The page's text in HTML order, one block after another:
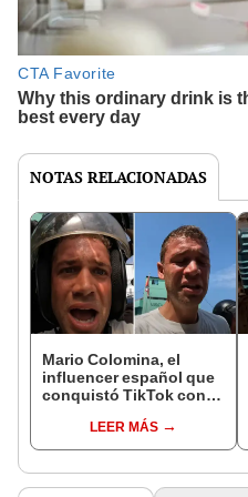
NOTAS RELACIONADAS
Mario Colomina, el
influencer español que
conquistó TikTok con
"Mi amor nació por la
gastronomía"
LEER MÁS